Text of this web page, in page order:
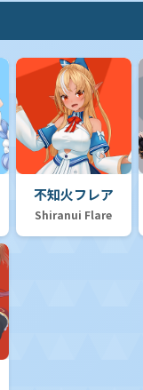
不知火フレア
Shiranui Flare